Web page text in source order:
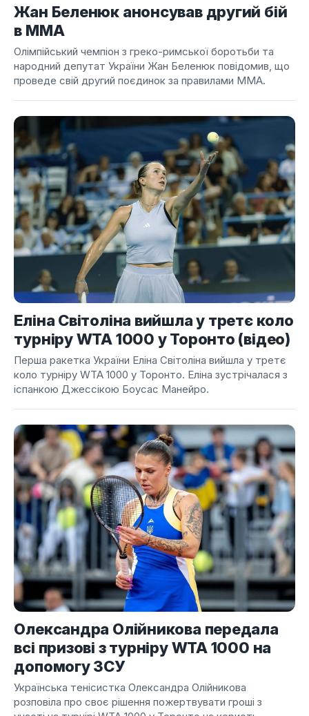
Жан Беленюк анонсував другий бій
в ММА
Олімпійський чемпіон з греко-римської боротьби та
народний депутат України Жан Беленюк повідомив, що
проведе свій другий поєдинок за правилами ММА.
Еліна Світоліна вийшла у третє коло
турніру WTA 1000 у Торонто (відео)
Перша ракетка України Еліна Світоліна вийшла у третє
коло турніру WTA 1000 у Торонто. Еліна зустрічалася з
іспанкою Джессікою Боусас Манейро.
Олександра Олійникова передала
всі призові з турніру WTA 1000 на
допомогу ЗСУ
Українська тенісистка Олександра Олійникова
розповіла про своє рішення пожертвувати гроші з